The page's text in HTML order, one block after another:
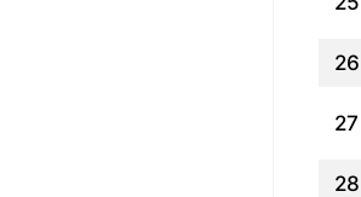
26
27
28